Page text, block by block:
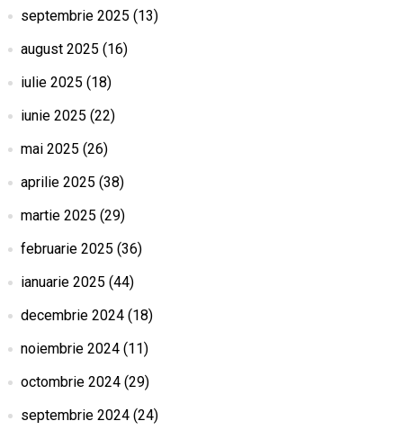
septembrie 2025 (13)
august 2025 (16)
iulie 2025 (18)
iunie 2025 (22)
mai 2025 (26)
aprilie 2025 (38)
martie 2025 (29)
februarie 2025 (36)
ianuarie 2025 (44)
decembrie 2024(18)
noiembrie 2024(11)
octombrie 2024(29)
septembrie 2024(24)